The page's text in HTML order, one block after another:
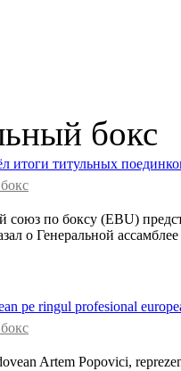
бокс
итоги титульных
союз по боксу (EBU)
о Генеральной
pe ringul profesional
Artem Popovici,